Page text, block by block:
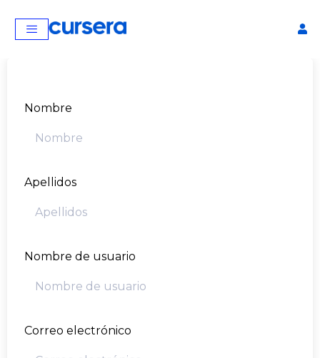
Nombre
Apellidos
Nombre de usuario
Correo electrónico
$40,00